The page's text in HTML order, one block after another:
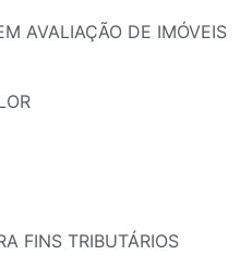
AVALIAÇÃO DE IMÓVEIS
FINS TRIBUTÁRIOS